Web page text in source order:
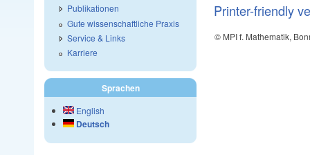
Printer-friendly
© MPI f. Mathematik,
Publikationen
Gute wissenschaftliche Praxis
Service & Links
Karriere
Sprachen
English
Deutsch